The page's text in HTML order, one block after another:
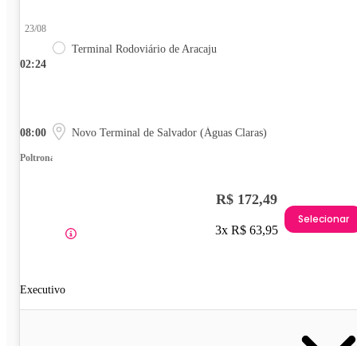
02:24
23/08
Terminal Rodoviário de Aracaju
08:00 Novo Terminal de Salvador (Águas Claras)
Poltrona
Executivo
R$ 172,49
3x R$ 63,95
Selecionar